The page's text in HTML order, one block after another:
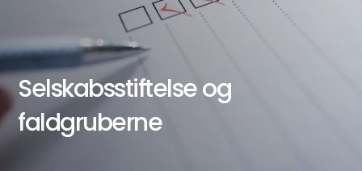
Selskabsstiftelse og
faldgruberne